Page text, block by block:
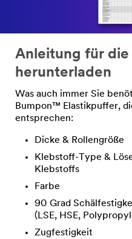
Anleitung für die
herunterladen
Was auch immer Sie
Bumpon™ Elastikpuffer,
entsprechen:
Dicke & Rollengröße
Klebstoff-Type &
Klebstoffs
Farbe
90 Grad
(LSE, HSE,
Zugfestigkeit